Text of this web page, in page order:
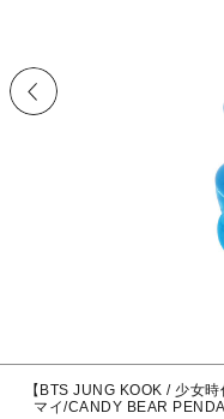
【BTS JUNG KOOK / 少女
マイ/CANDY BEAR